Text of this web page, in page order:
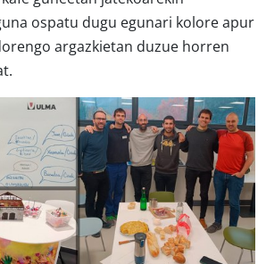
ospatu dugu egunari kolore apur
argazkietan duzue horren